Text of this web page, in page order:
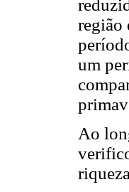
região
um
Ao